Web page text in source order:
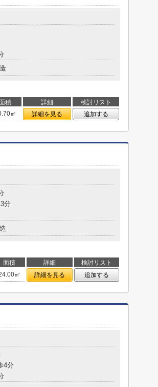
積 詳細
検討リスト
㎡ 詳細を見る 追加する
分
面積 詳細
検討リスト
㎡ 詳細を見る 追加する
4分